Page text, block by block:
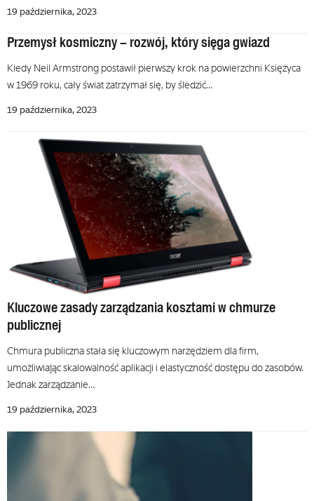
19 października, 2023
Przemysł kosmiczny – rozwój, który sięga gwiazd
Kiedy Neil Armstrong postawił pierwszy krok na powierzchni Księżyca
w 1969 roku, cały świat zatrzymał się, by śledzić…
19 października, 2023
Kluczowe zasady zarządzania kosztami w chmurze
publicznej
Chmura publiczna stała się kluczowym narzędziem dla firm,
umożliwiając skalowalność aplikacji i elastyczność dostępu do zasobów.
Jednak zarządzanie…
19 października, 2023